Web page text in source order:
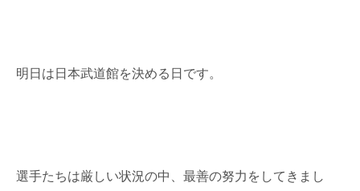
明日は日本武道館を決める日です。
選手たちは厳しい状況の中、最善の努力をしてきまし